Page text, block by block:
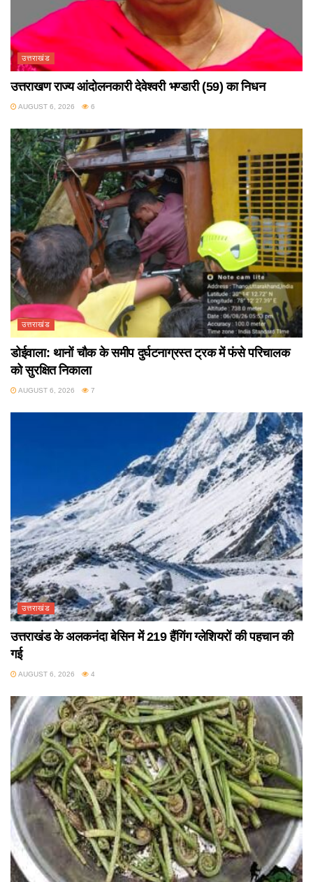
उत्तराखंड
उत्तराखण राज्य आंदोलनकारी देवेश्वरी भण्डारी (59) का निधन
AUGUST 6, 2026 6
उत्तराखंड
डोईवाला: थानों चौक के समीप दुर्घटनाग्रस्त ट्रक में फंसे परिचालक
को सुरक्षित निकाला
AUGUST 6, 2026 7
उत्तराखंड
उत्तराखंड के अलकनंदा बेसिन में 219 हैंगिंग ग्लेशियरों की पहचान की
गई
AUGUST 6, 2026 4